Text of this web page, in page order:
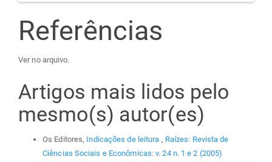
Referências
Ver no arquivo.
Artigos mais lidos pelo
mesmo(s) autor(es)
Os Editores, Indicações de leitura , Raízes: Revista de
Ciências Sociais e Econômicas: v. 24 n. 1 e 2 (2005)